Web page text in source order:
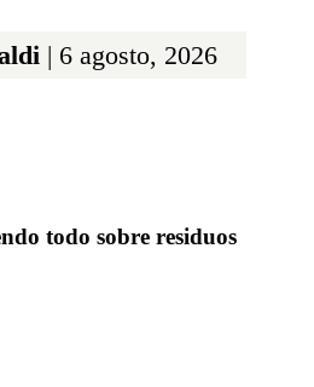
| 6 agosto, 2026
todo sobre residuos